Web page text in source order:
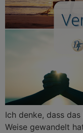
Ich denke, dass
Weise gewandelt